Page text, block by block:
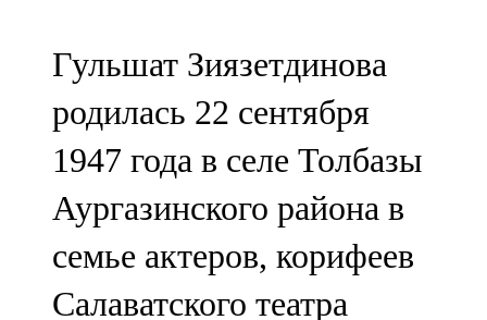
103,0 FM
Чүпрәле
91,0 FM
Шәмәрдән
102,3 FM
Гульшат Зиязетдинова
родилась 22 сентября
1947 года в селе Толбазы
Аургазинского района в
семье актеров, корифеев
Салаватского театра